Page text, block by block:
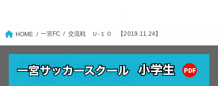
HOME 一宮FC 交流戦 Ｕ-１０ 【2019.11.24】